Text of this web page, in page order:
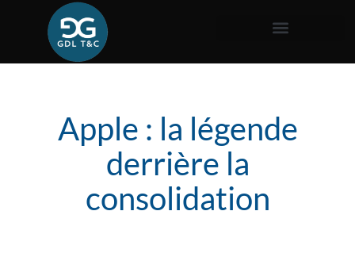
Apple : la légende
derrière la
consolidation